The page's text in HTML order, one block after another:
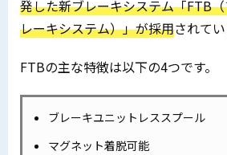
発した新ブレーキシステム「FTB
レーキシステム）」が採用されてい
FTBの主な特徴は以下の4つです。
ブレーキユニットレススプール
マグネット着脱可能